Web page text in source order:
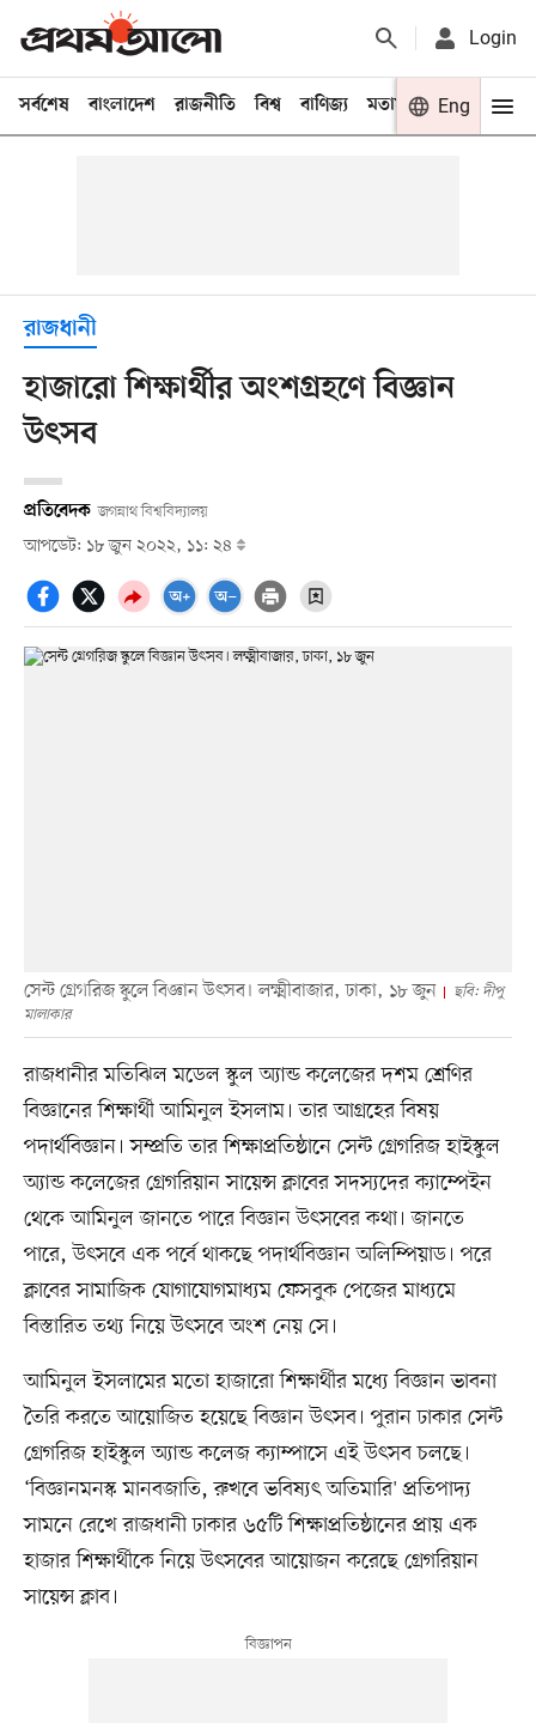
Login
সর্বশেষ বাংলাদেশ রাজনীতি বিশ্ব বাণিজ্য মতামত খেলা
Eng
রাজধানী
হাজারো শিক্ষার্থীর অংশগ্রহণে বিজ্ঞান
উৎসব
প্রতিবেদক জগন্নাথ বিশ্ববিদ্যালয়
আপডেট: ১৮ জুন ২০২২, ১১: ২৪
সেন্ট গ্রেগরিজ স্কুলে বিজ্ঞান উৎসব। লক্ষ্মীবাজার, ঢাকা, ১৮ জুন
ছবি: দীপু
মালাকার
রাজধানীর মতিঝিল মডেল স্কুল অ্যান্ড কলেজের দশম শ্রেণির
বিজ্ঞানের শিক্ষার্থী আমিনুল ইসলাম। তার আগ্রহের বিষয়
পদার্থবিজ্ঞান। সম্প্রতি তার শিক্ষাপ্রতিষ্ঠানে সেন্ট গ্রেগরিজ হাইস্কুল
অ্যান্ড কলেজের গ্রেগরিয়ান সায়েন্স ক্লাবের সদস্যদের ক্যাম্পেইন
থেকে আমিনুল জানতে পারে বিজ্ঞান উৎসবের কথা। জানতে
পারে, উৎসবে এক পর্বে থাকছে পদার্থবিজ্ঞান অলিম্পিয়াড। পরে
ক্লাবের সামাজিক যোগাযোগমাধ্যম ফেসবুক পেজের মাধ্যমে
বিস্তারিত তথ্য নিয়ে উৎসবে অংশ নেয় সে।
আমিনুল ইসলামের মতো হাজারো শিক্ষার্থীর মধ্যে বিজ্ঞান ভাবনা
তৈরি করতে আয়োজিত হয়েছে বিজ্ঞান উৎসব। পুরান ঢাকার সেন্ট
গ্রেগরিজ হাইস্কুল অ্যান্ড কলেজ ক্যাম্পাসে এই উৎসব চলছে।
‘বিজ্ঞানমনস্ক মানবজাতি, রুখবে ভবিষ্যৎ অতিমারি' প্রতিপাদ্য
সামনে রেখে রাজধানী ঢাকার ৬৫টি শিক্ষাপ্রতিষ্ঠানের প্রায় এক
হাজার শিক্ষার্থীকে নিয়ে উৎসবের আয়োজন করেছে গ্রেগরিয়ান
সায়েন্স ক্লাব।